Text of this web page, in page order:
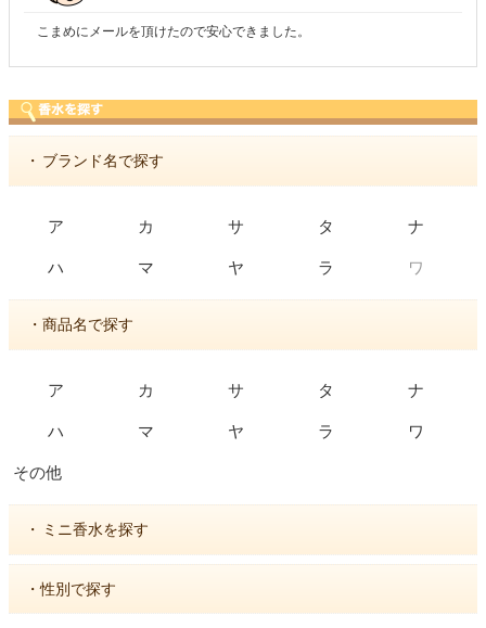
こまめにメールを頂けたので安心できました。
・ ブランド名で探す
ア カ サ タ ナ
ハ マ ヤ ラ ワ
・商品名で探す
ア カ サ タ ナ
ハ マ ヤ ラ ワ
その他
・ ミニ香水を探す
・性別で探す